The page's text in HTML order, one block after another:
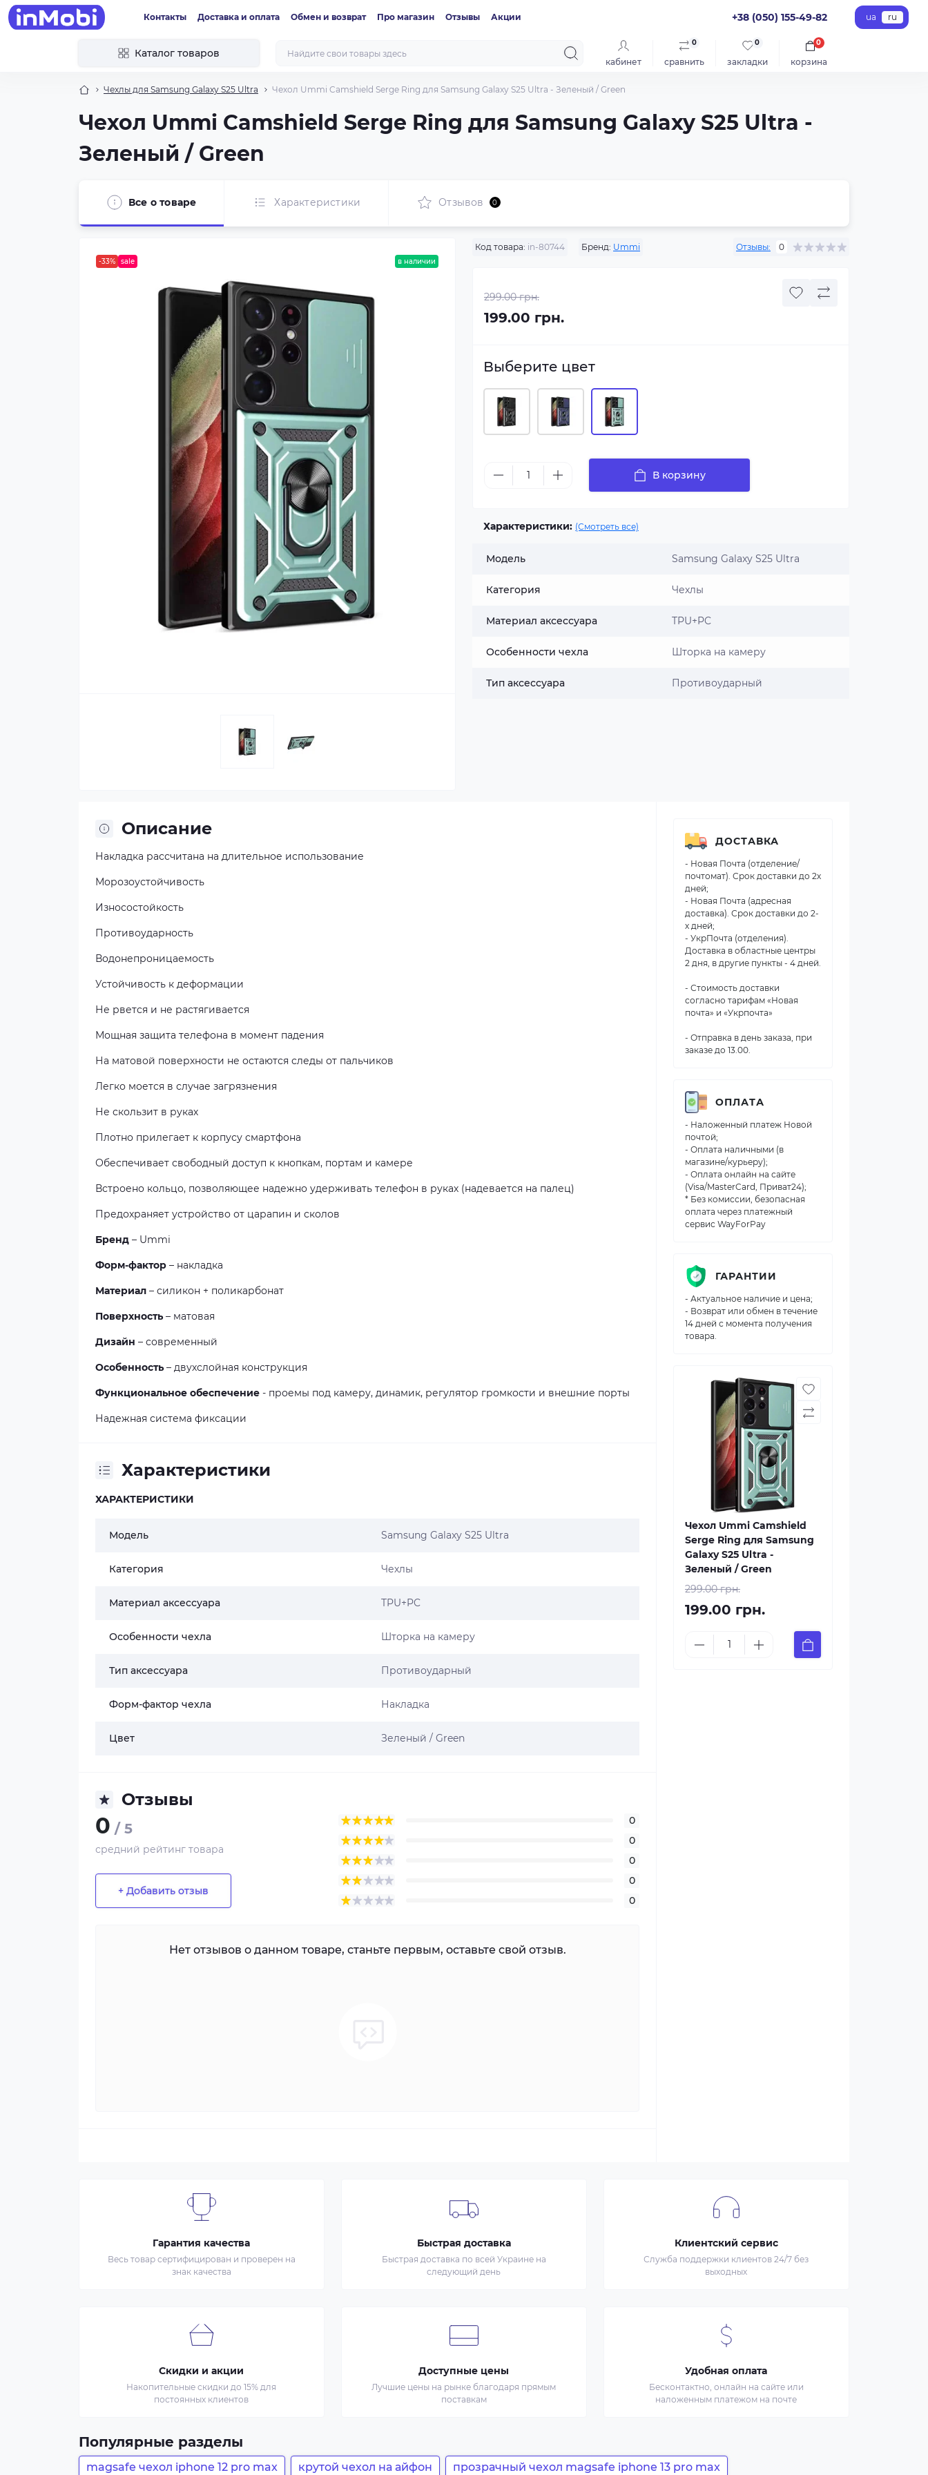
Контакты Доставка и оплата Обмен и возврат Про магазин Отзывы Акции +38 (050) 155-49-82 ua ru
Каталог товаров
кабинет сравнить
0
закладки
0
корзина
0
Чехлы для Samsung Galaxy S25 Ultra Чехол Ummi Camshield Serge Ring для Samsung Galaxy S25 Ultra - Зеленый / Green
Чехол Ummi Camshield Serge Ring для Samsung Galaxy S25 Ultra -
Зеленый / Green
Все о товаре Характеристики Отзывов 0
-33% sale в наличии
Код товара: in-80744 Бренд: Ummi Отзывы: 0
299.00 грн.
199.00 грн.
Выберите цвет
В корзину
Характеристики: (Смотреть все)
Модель Samsung Galaxy S25 Ultra
Категория Чехлы
Материал аксессуара TPU+PC
Особенности чехла Шторка на камеру
Тип аксессуара Противоударный
Описание
Накладка рассчитана на длительное использование
Морозоустойчивость
Износостойкость
Противоударность
Водонепроницаемость
Устойчивость к деформации
Не рвется и не растягивается
Мощная защита телефона в момент падения
На матовой поверхности не остаются следы от пальчиков
Легко моется в случае загрязнения
Не скользит в руках
Плотно прилегает к корпусу смартфона
Обеспечивает свободный доступ к кнопкам, портам и камере
Встроено кольцо, позволяющее надежно удерживать телефон в руках (надевается на палец)
Предохраняет устройство от царапин и сколов
Бренд – Ummi
Форм-фактор – накладка
Материал – силикон + поликарбонат
Поверхность – матовая
Дизайн – современный
Особенность – двухслойная конструкция
Функциональное обеспечение - проемы под камеру, динамик, регулятор громкости и внешние порты
Надежная система фиксации
Характеристики
ХАРАКТЕРИСТИКИ
Модель Samsung Galaxy S25 Ultra
Категория Чехлы
Материал аксессуара TPU+PC
Особенности чехла Шторка на камеру
Тип аксессуара Противоударный
Форм-фактор чехла Накладка
Цвет Зеленый / Green
Отзывы
0 / 5
средний рейтинг товара
+ Добавить отзыв
0
0
0
0
0
Нет отзывов о данном товаре, станьте первым, оставьте свой отзыв.
ДОСТАВКА
- Новая Почта (отделение/
почтомат). Срок доставки до 2х
дней;
- Новая Почта (адресная
доставка). Срок доставки до 2-
х дней;
- УкрПочта (отделения).
Доставка в областные центры
2 дня, в другие пункты - 4 дней.
- Стоимость доставки
согласно тарифам «Новая
почта» и «Укрпочта»
- Отправка в день заказа, при
заказе до 13.00.
ОПЛАТА
- Наложенный платеж Новой
почтой;
- Оплата наличными (в
магазине/курьеру);
- Оплата онлайн на сайте
(Visa/MasterCard, Приват24);
* Без комиссии, безопасная
оплата через платежный
сервис WayForPay
ГАРАНТИИ
- Актуальное наличие и цена;
- Возврат или обмен в течение
14 дней с момента получения
товара.
Чехол Ummi Camshield
Serge Ring для Samsung
Galaxy S25 Ultra -
Зеленый / Green
299.00 грн.
199.00 грн.
Гарантия качества
Весь товар сертифицирован и проверен на
знак качества
Быстрая доставка
Быстрая доставка по всей Украине на
следующий день
Клиентский сервис
Служба поддержки клиентов 24/7 без
выходных
Скидки и акции
Накопительные скидки до 15% для
постоянных клиентов
Доступные цены
Лучшие цены на рынке благодаря прямым
поставкам
Удобная оплата
Бесконтактно, онлайн на сайте или
наложенным платежом на почте
Популярные разделы
magsafe чехол iphone 12 pro max крутой чехол на айфон прозрачный чехол magsafe iphone 13 pro max